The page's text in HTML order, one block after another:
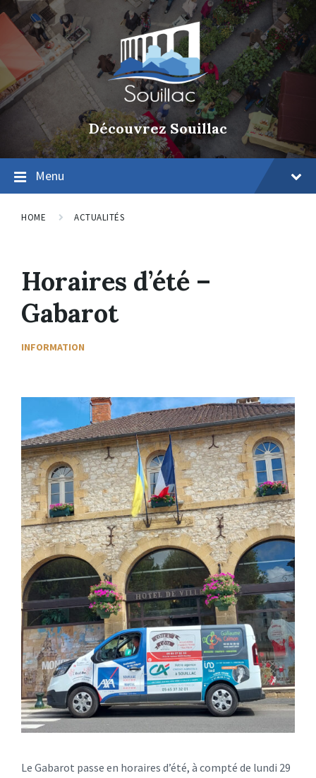
Découvrez Souillac
Menu
HOME ACTUALITÉS
Horaires d’été –
Gabarot
INFORMATION
Le Gabarot passe en horaires d’été, à compté de lundi 29